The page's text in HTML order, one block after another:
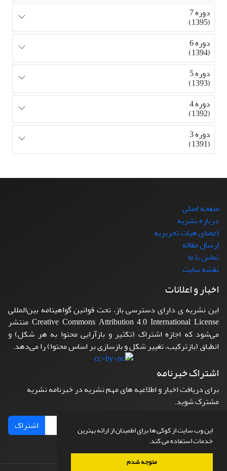
این وب سایت از کوکی ها برای اطمینان از ارائه بهترین
خدمات استفاده می کند.
متوجه شدم
دوره 7
(1395)
دوره 6
(1394)
دوره 5
(1393)
دوره 4
(1392)
دوره 3
(1391)
صفحه اصلی
درباره نشریه
اعضای هیات تحریریه
ارسال مقاله
تماس با ما
نقشه سایت
اخبار و اعلانات
این نشریه ی دارای دسترسی باز، تحت قوانین گواهینامه بین‌المللی
Creative Commons Attribution 4.0 International License منتشر
می‌شود که اجازه اشتراک (تکثیر و بازآرایی محتوا به هر شکل) و
انطباق (بازترکیب، تغییر شکل و بازسازی بر اساس محتوا) را می‌دهد.
اشتراک خبرنامه
برای دریافت اخبار و اطلاعیه های مهم نشریه در خبرنامه نشریه
مشترک شوید.
اشتراک